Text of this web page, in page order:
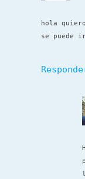
hola
se puede